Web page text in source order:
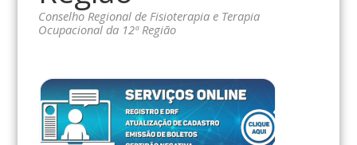
Conselho Regional de Fisioterapia e Terapia
Ocupacional da 12ª Região